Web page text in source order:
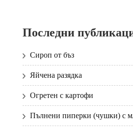
Последни
Сироп от бъз
Яйчена разядка
Огретен с картофи
Пълнени пиперки (чушки) с